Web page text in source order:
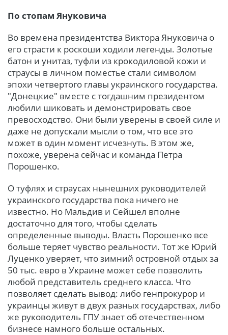
По стопам Януковича
Во времена президентства Виктора Януковича о
его страсти к роскоши ходили легенды. Золотые
батон и унитаз, туфли из крокодиловой кожи и
страусы в личном поместье стали символом
эпохи четвертого главы украинского государства.
"Донецкие" вместе с тогдашним президентом
любили шиковать и демонстрировать свое
превосходство. Они были уверены в своей силе и
даже не допускали мысли о том, что все это
может в один момент исчезнуть. В этом же,
похоже, уверена сейчас и команда Петра
Порошенко.
О туфлях и страусах нынешних руководителей
украинского государства пока ничего не
известно. Но Мальдив и Сейшел вполне
достаточно для того, чтобы сделать
определенные выводы. Власть Порошенко все
больше теряет чувство реальности. Тот же Юрий
Луценко уверяет, что зимний островной отдых за
50 тыс. евро в Украине может себе позволить
любой представитель среднего класса. Что
позволяет сделать вывод: либо генпрокурор и
украинцы живут в двух разных государствах, либо
же руководитель ГПУ знает об отечественном
бизнесе намного больше остальных.